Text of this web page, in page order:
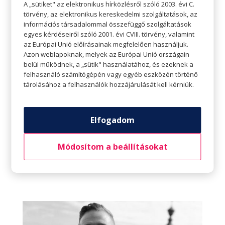
legyen!) A vizet enyhén megkavarjuk és egy kicsi
csésze (vagy merőkanál) segítségével a tojást
óvatosan belecsúsztatjuk a vízbe, majd 3-4 perc
alatt addig főzzük, amíg a fehérje megfőtt de a
sárgája még folyós. A pirított zsemlére szedünk
az avokádókrémből, rakunk rá a karamellizált és
ropogós hagymából is. Teszünk egy buggyantott
végül egy pár bazsalikom levéllel díszítjük.
Forrási Ákosról
A „sütiket" az elektronikus hírközlésről szóló 2003. évi C.
törvény, az elektronikus kereskedelmi szolgáltatások, az
információs társadalommal összefüggő szolgáltatások
egyes kérdéseiről szóló 2001. évi CVIII. törvény, valamint
az Európai Unió előírásainak megfelelően használjuk.
Azon weblapoknak, melyek az Európai Unió országain
belül működnek, a „sütik" használatához, és ezeknek a
felhasználó számítógépén vagy egyéb eszközén történő
tárolásához a felhasználók hozzájárulását kell kérniük.
Elfogadom
Módosítom a beállításokat